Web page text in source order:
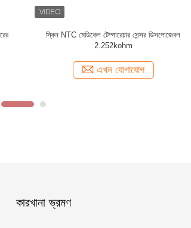
ডিসপোজেবল চিলড্রেনস বডি ক্যাভিটি টেম্পারেচার প্রোব বডি
মনিটরের জন্য
এখন যোগাযোগ
কারখানা ভ্রমণ